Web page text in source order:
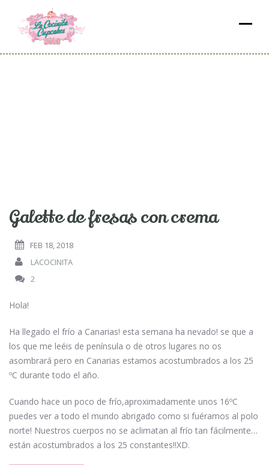
Galette de fresas con crema
FEB 18, 2018
LACOCINITA
2
Hola!
Ha llegado el frío a Canarias! esta semana ha nevado! se que a
los que me leéis de península o de otros lugares no os
asombrará pero en Canarias estamos acostumbrados a los 25
ºC durante todo el año.
Cuando hace un poco de frío,aproximadamente unos 16ºC
puedes ver a todo el mundo abrigado como si fuéramos al polo
norte! Nuestros cuerpos no se aclimatan al frío tan fácilmente…
están acostumbrados a los 25 constantes!!XD.